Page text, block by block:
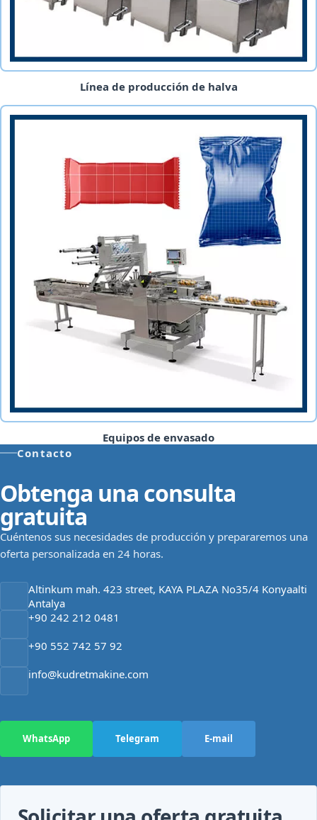
Línea de producción de halva
Equipos de envasado
Contacto
Obtenga una consulta
gratuita
Cuéntenos sus necesidades de producción y prepararemos una
oferta personalizada en 24 horas.
Altinkum mah. 423 street, KAYA PLAZA No35/4 Konyaalti
Antalya
+90 242 212 0481
+90 552 742 57 92
info@kudretmakine.com
WhatsApp Telegram E-mail